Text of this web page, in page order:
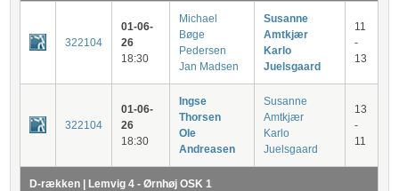
322104
01-06-
26
18:30
Michael
Bøge
Pedersen
Jan Madsen
Susanne
Amtkjær
Karlo
Juelsgaard
11
-
13
322104
01-06-
26
18:30
Ingse
Thorsen
Ole
Andreasen
Susanne
Amtkjær
Karlo
Juelsgaard
13
-
11
D-rækken | Lemvig 4 - Ørnhøj OSK 1